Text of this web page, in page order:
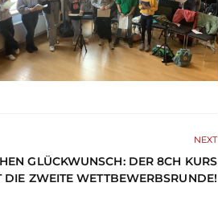
NEXT
GLÜCKWUNSCH: DER 8CH KURS
DIE ZWEITE WETTBEWERBSRUNDE!